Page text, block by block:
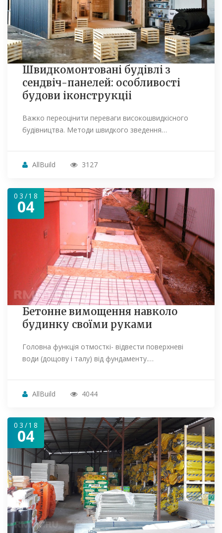
Швидкомонтовані будівлі з
сендвіч-панелей: особливості
будови іконструкціі
Важко переоцінити переваги високошвидкісного
будівництва. Методи швидкого зведення…
AllBuild 3127
03/18
04
Бетонне вимощення навколо
будинку своїми руками
Головна функція отмосткі- відвести поверхневі
води (дощову і талу) від фундаменту.…
AllBuild 4044
03/18
04